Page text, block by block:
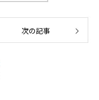
次の記事